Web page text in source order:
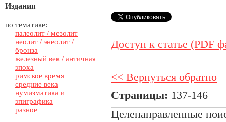
Издания
по тематике:
палеолит / мезолит
неолит / энеолит /
бронза
железный век / античная
эпоха
римское время
средние века
нумизматика и
эпиграфика
разное
Доступ к статье (PDF
<< Вернуться обратно
Страницы: 137-146
Целенаправленные